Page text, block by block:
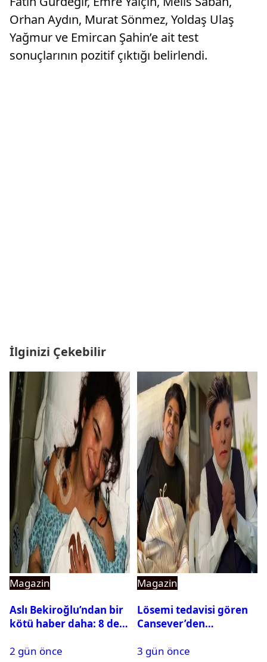
Orhan Aydın, Murat Sönmez, Yoldaş Ulaş
Yağmur ve Emircan Şahin’e ait test
sonuçlarının pozitif çıktığı belirlendi.
İlginizi Çekebilir
Magazin
Aslı Bekiroğlu’ndan bir
kötü haber daha: 8 defa
2 gün önce
Magazin
Lösemi tedavisi gören
Cansever’den
3 gün önce